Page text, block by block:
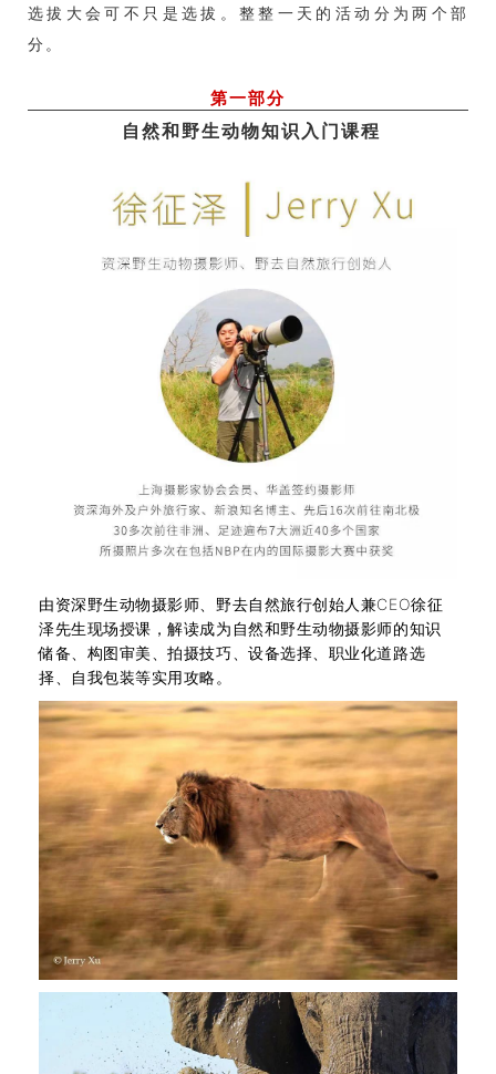
选拔大会可不只是选拔。整整一天的活动分为两个部
分。
第一部分
自然和野生动物知识入门课程
由资深野生动物摄影师、野去自然旅行创始人兼CEO徐征
泽先生现场授课，解读成为自然和野生动物摄影师的知识
储备、构图审美、拍摄技巧、设备选择、职业化道路选
择、自我包装等实用攻略。